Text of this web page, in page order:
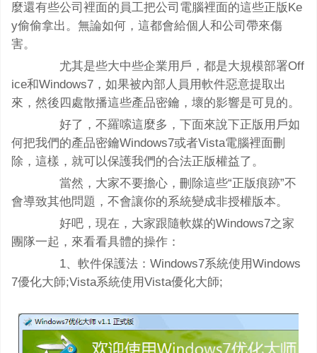
麼還有些公司裡面的員工把公司電腦裡面的這些正版Ke
y偷偷拿出。無論如何，這都會給個人和公司帶來傷
害。
尤其是些大中些企業用戶，都是大規模部署Off
ice和Windows7，如果被內部人員用軟件惡意提取出
來，然後四處散播這些產品密鑰，壞的影響是可見的。
好了，不羅嗦這麼多，下面來說下正版用戶如
何把我們的產品密鑰Windows7或者Vista電腦裡面刪
除，這樣，就可以保護我們的合法正版權益了。
當然，大家不要擔心，刪除這些“正版痕跡”不
會導致其他問題，不會讓你的系統變成非授權版本。
好吧，現在，大家跟隨軟媒的Windows7之家
團隊一起，來看看具體的操作：
1、軟件保護法：Windows7系統使用Windows
7優化大師;Vista系統使用Vista優化大師;